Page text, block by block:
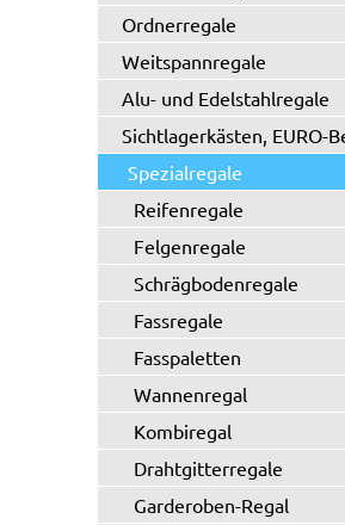
Ordnerregale
Weitspannregale
Alu- und Edelstahlregale
Sichtlagerkästen, EURO-
Spezialregale
Reifenregale
Felgenregale
Schrägbodenregale
Fassregale
Fasspaletten
Wannenregal
Kombiregal
Drahtgitterregale
Garderoben-Regal